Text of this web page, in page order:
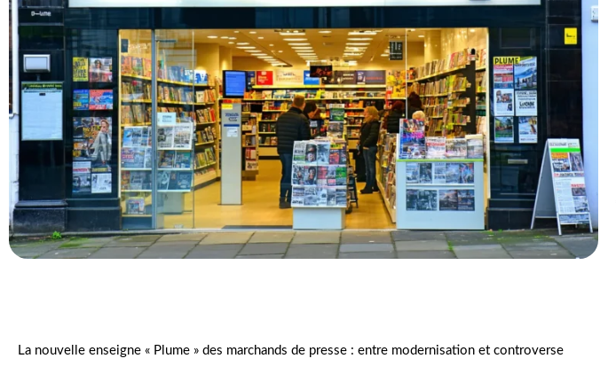
La nouvelle enseigne « Plume » des marchands de presse : entre modernisation et controverse